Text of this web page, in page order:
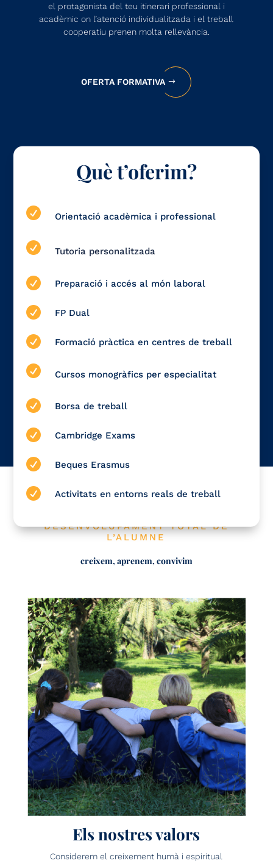
el protagonista del teu itinerari professional i
acadèmic on l’atenció individualitzada i el treball
cooperatiu prenen molta rellevància.
OFERTA FORMATIVA
Què t’oferim?
 Orientació acadèmica i professional
 Tutoria personalitzada
 Preparació i accés al món laboral
 FP Dual
 Formació pràctica en centres de treball
 Cursos monogràfics per especialitat
 Borsa de treball
 Cambridge Exams
 Beques Erasmus
 Activitats en entorns reals de treball
DESENVOLUPAMENT TOTAL DE
L’ALUMNE
creixem, aprenem, convivim
Els nostres valors
Considerem el creixement humà i espiritual